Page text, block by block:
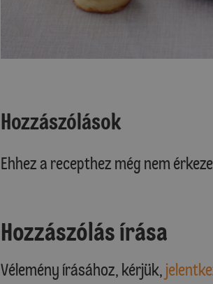
Hozzászólások
Ehhez a recepthez még nem
Hozzászólás írása
Vélemény írásához, kérjük,